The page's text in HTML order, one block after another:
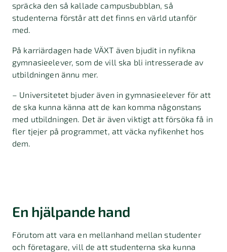
spräcka den så kallade campusbubblan, så
studenterna förstår att det finns en värld utanför
med.
På karriärdagen hade VÄXT även bjudit in nyfikna
gymnasieelever, som de vill ska bli intresserade av
utbildningen ännu mer.
– Universitetet bjuder även in gymnasieelever för att
de ska kunna känna att de kan komma någonstans
med utbildningen. Det är även viktigt att försöka få in
fler tjejer på programmet, att väcka nyfikenhet hos
dem.
En hjälpande hand
Förutom att vara en mellanhand mellan studenter
och företagare, vill de att studenterna ska kunna